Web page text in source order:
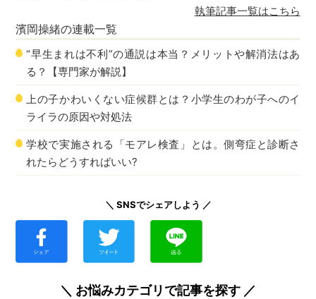
執筆記事一覧はこちら
濱岡操緒の連載一覧
“早生まれは不利”の通説は本当？メリットや解消法はあ
る？【専門家が解説】
上の子かわいくない症候群とは？小学生のわが子へのイ
ライラの原因や対処法
学校で実施される「モアレ検査」とは。側弯症と診断さ
れたらどうすればいい?
＼ SNSでシェアしよう ／
＼ お悩みカテゴリで記事を探す ／